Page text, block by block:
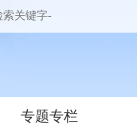
专题专栏